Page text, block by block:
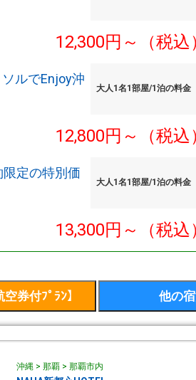
12,300円～（税込
ルでEnjoy沖
大人1名1部屋/1泊の料金
12,800円～（税込
定の特別価
大人1名1部屋/1泊の料金
13,300円～（税込
沖縄 > 那覇 > 那覇市内